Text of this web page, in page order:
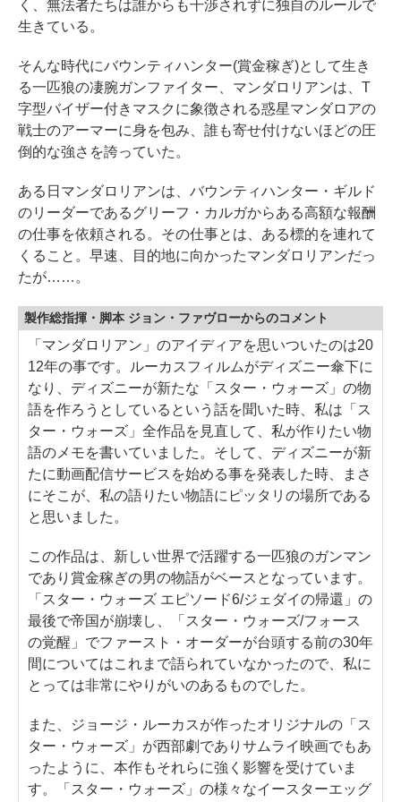
く、無法者たちは誰からも干渉されずに独自のルールで
生きている。
そんな時代にバウンティハンター(賞金稼ぎ)として生き
る一匹狼の凄腕ガンファイター、マンダロリアンは、T
字型バイザー付きマスクに象徴される惑星マンダロアの
戦士のアーマーに身を包み、誰も寄せ付けないほどの圧
倒的な強さを誇っていた。
ある日マンダロリアンは、バウンティハンター・ギルド
のリーダーであるグリーフ・カルガからある高額な報酬
の仕事を依頼される。その仕事とは、ある標的を連れて
くること。早速、目的地に向かったマンダロリアンだっ
たが……。
製作総指揮・脚本 ジョン・ファヴローからのコメント
「マンダロリアン」のアイディアを思いついたのは20
12年の事です。ルーカスフィルムがディズニー傘下に
なり、ディズニーが新たな「スター・ウォーズ」の物
語を作ろうとしているという話を聞いた時、私は「ス
ター・ウォーズ」全作品を見直して、私が作りたい物
語のメモを書いていました。そして、ディズニーが新
たに動画配信サービスを始める事を発表した時、まさ
にそこが、私の語りたい物語にピッタリの場所である
と思いました。
この作品は、新しい世界で活躍する一匹狼のガンマン
であり賞金稼ぎの男の物語がベースとなっています。
「スター・ウォーズ エピソード6/ジェダイの帰還」の
最後で帝国が崩壊し、「スター・ウォーズ/フォース
の覚醒」でファースト・オーダーが台頭する前の30年
間についてはこれまで語られていなかったので、私に
とっては非常にやりがいのあるものでした。
また、ジョージ・ルーカスが作ったオリジナルの「ス
ター・ウォーズ」が西部劇でありサムライ映画でもあ
ったように、本作もそれらに強く影響を受けていま
す。「スター・ウォーズ」の様々なイースターエッグ